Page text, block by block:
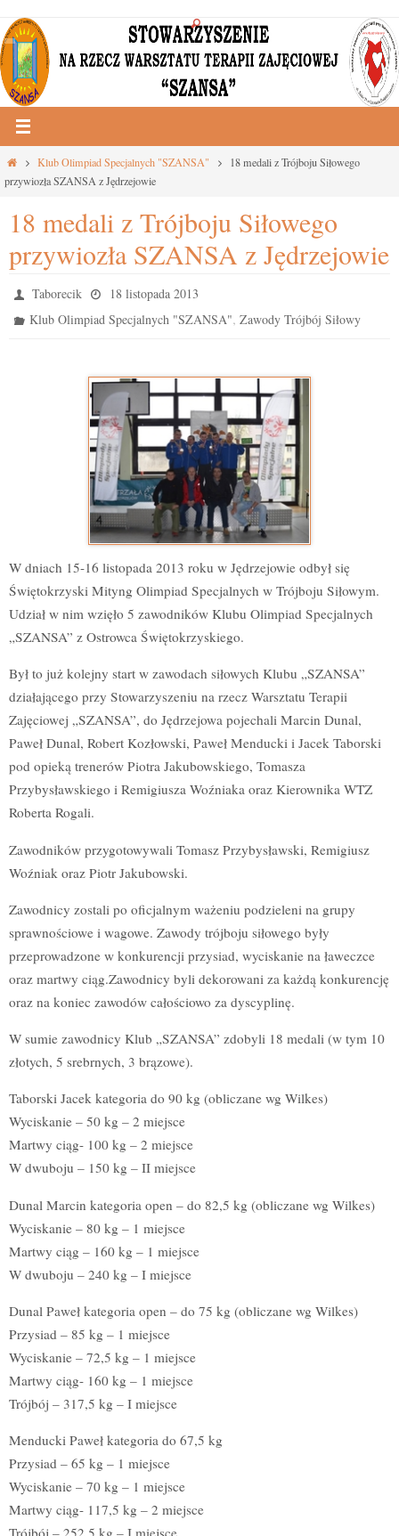
Przejdź
do
treści
Strona
główna
Klub Olimpiad Specjalnych "SZANSA"
18 medali z Trójboju Siłowego
przywiozła SZANSA z Jędrzejowie
18 medali z Trójboju Siłowego
przywiozła SZANSA z Jędrzejowie
Taborecik
18 listopada 2013
Klub Olimpiad Specjalnych "SZANSA",Zawody Trójbój Siłowy
W dniach 15-16 listopada 2013 roku w Jędrzejowie odbył się
Świętokrzyski Mityng Olimpiad Specjalnych w Trójboju Siłowym.
Udział w nim wzięło 5 zawodników Klubu Olimpiad Specjalnych
„SZANSA” z Ostrowca Świętokrzyskiego.
Był to już kolejny start w zawodach siłowych Klubu „SZANSA”
działającego przy Stowarzyszeniu na rzecz Warsztatu Terapii
Zajęciowej „SZANSA”, do Jędrzejowa pojechali Marcin Dunal,
Paweł Dunal, Robert Kozłowski, Paweł Menducki i Jacek Taborski
pod opieką trenerów Piotra Jakubowskiego, Tomasza
Przybysławskiego i Remigiusza Woźniaka oraz Kierownika WTZ
Roberta Rogali.
Zawodników przygotowywali Tomasz Przybysławski, Remigiusz
Woźniak oraz Piotr Jakubowski.
Zawodnicy zostali po oficjalnym ważeniu podzieleni na grupy
sprawnościowe i wagowe. Zawody trójboju siłowego były
przeprowadzone w konkurencji przysiad, wyciskanie na ławeczce
oraz martwy ciąg.Zawodnicy byli dekorowani za każdą konkurencję
oraz na koniec zawodów całościowo za dyscyplinę.
W sumie zawodnicy Klub „SZANSA” zdobyli 18 medali (w tym 10
złotych, 5 srebrnych, 3 brązowe).
Taborski Jacek kategoria do 90 kg (obliczane wg Wilkes)
Wyciskanie – 50 kg – 2 miejsce
Martwy ciąg- 100 kg – 2 miejsce
W dwuboju – 150 kg – II miejsce
Dunal Marcin kategoria open – do 82,5 kg (obliczane wg Wilkes)
Wyciskanie – 80 kg – 1 miejsce
Martwy ciąg – 160 kg – 1 miejsce
W dwuboju – 240 kg – I miejsce
Dunal Paweł kategoria open – do 75 kg (obliczane wg Wilkes)
Przysiad – 85 kg – 1 miejsce
Wyciskanie – 72,5 kg – 1 miejsce
Martwy ciąg- 160 kg – 1 miejsce
Trójbój – 317,5 kg – I miejsce
Menducki Paweł kategoria do 67,5 kg
Przysiad – 65 kg – 1 miejsce
Wyciskanie – 70 kg – 1 miejsce
Martwy ciąg- 117,5 kg – 2 miejsce